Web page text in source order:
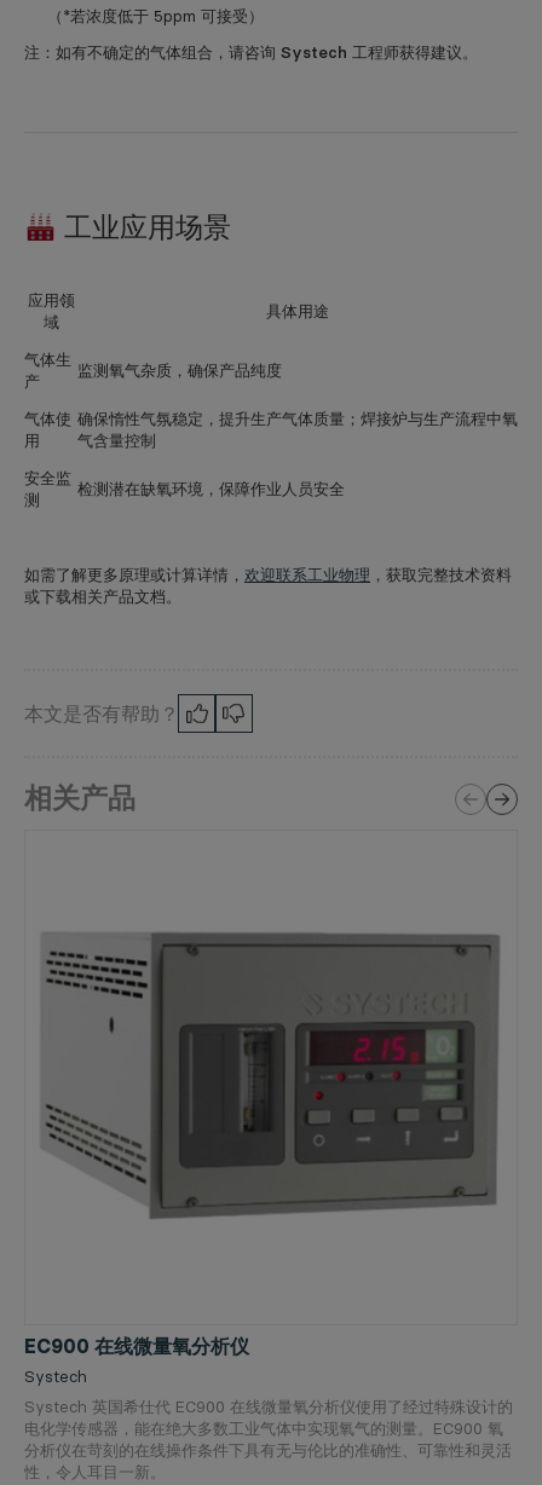
（*若浓度低于 5ppm 可接受）
注：如有不确定的气体组合，请咨询 Systech 工程师获得建议。
工业应用场景
应用领
域
具体用途
气体生
产
监测氧气杂质，确保产品纯度
气体使
用
确保惰性气氛稳定，提升生产气体质量；焊接炉与生产流程中氧
气含量控制
安全监
测
检测潜在缺氧环境，保障作业人员安全
如需了解更多原理或计算详情， 欢迎联系工业物理 ，获取完整技术资料
或下载相关产品文档。
本文是否有帮助？
相关产品
EC900 在线微量氧分析仪
Systech
Systech 英国希仕代 EC900 在线微量氧分析仪使用了经过特殊设计的
电化学传感器，能在绝大多数工业气体中实现氧气的测量。EC900 氧
分析仪在苛刻的在线操作条件下具有无与伦比的准确性、可靠性和灵活
性，令人耳目一新。